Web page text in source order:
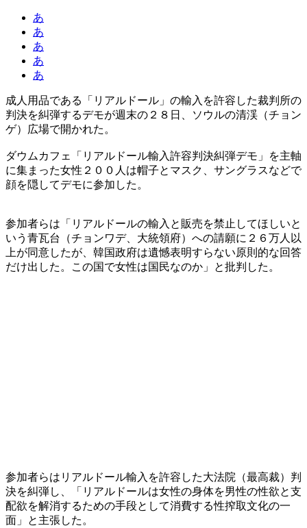
あ
あ
あ
あ
あ
成人用品である「リアルドール」の輸入を許容した裁判所の
判決を糾弾するデモが週末の２８日、ソウルの清渓（チョン
ゲ）広場で開かれた。
ダウムカフェ「リアルドール輸入許容判決糾弾デモ」を主軸
に集まった女性２００人は帽子とマスク、サングラスなどで
顔を隠してデモに参加した。
参加者らは「リアルドールの輸入と販売を禁止してほしいと
いう青瓦台（チョンワデ、大統領府）への請願に２６万人以
上が同意したが、韓国政府は遺憾表明すらない原則的な回答
だけ出した。この国で女性は国民なのか」と批判した。
参加者らはリアルドール輸入を許容した大法院（最高裁）判
決を糾弾し、「リアルドールは女性の身体を男性の性欲と支
配欲を解消するための手段として消費する性搾取文化の一
面」と主張した。